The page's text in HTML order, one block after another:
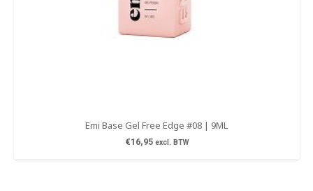
Emi Base Gel Free Edge #08 | 9ML
€16,95 excl. BTW